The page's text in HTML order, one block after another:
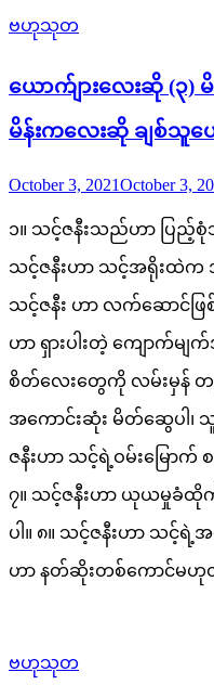
ဗဟုသုတ
ယောက်ျားလေးဆို (၃) မိ
မိန်းကလေးဆို ချစ်သူယ
Posted
October 3, 2021October 3,
၁။ သင့်ဇနီးသည်ဟာ ပြည့်
သင့်ဇနီးဟာ သင့်အရိုးထဲက အ
သင့်ဇနီး ဟာ လက်ဆောင်ဖြစ်
ဟာ ရှားပါးတဲ့ ကျောက်မ
စိတ်လေးတွေကို လမ်းမှန် တည့်
အကောင်းဆုံး မိတ်ဆွေပါ၊
ဇနီးဟာ သင့်ရဲ့ဝမ်းမြောက်
၇။ သင့်ဇနီးဟာ ယုယမှုခံထို
ပါ။ ၈။ သင့်ဇနီးဟာ သင့်ရဲ့
ဟာ နတ်ဆိုးတစ်ကောင်မဟုတ်ပ
ဗဟုသုတ